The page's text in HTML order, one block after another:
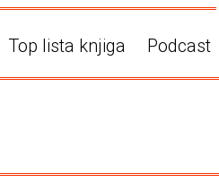
Top lista knjiga Podcast